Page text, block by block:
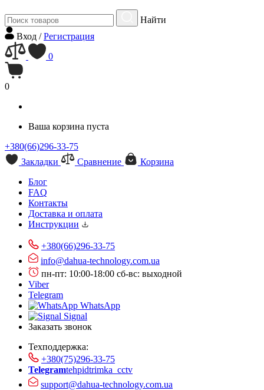
Найти
Вход /Регистрация
0
0
Ваша корзина пуста
+380(66)296-33-75
Закладки
Сравнение
Корзина
Блог
FAQ
Контакты
Доставка и оплата
Инструкции
+380(66)296-33-75
info@dahua-technology.com.ua
пн-пт: 10:00-18:00 сб-вс: выходной
Viber
Telegram
WhatsApp
Signal
Заказать звонок
Техподдержка:
+380(75)296-33-75
Telegramtehpidtrimka_cctv
support@dahua-technology.com.ua